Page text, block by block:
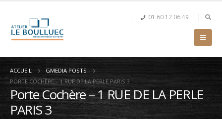
01 60 12 06 49
ACCUEIL
GMEDIA POSTS
PORTE COCHÈRE – 1 RUE DE LA PERLE PARIS 3
Porte Cochère – 1 RUE DE LA PERLE
PARIS 3